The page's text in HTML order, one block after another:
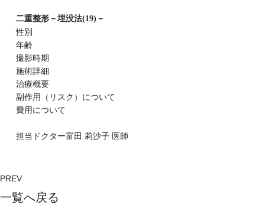
二重整形－埋没法(19)－
性別
年齢
撮影時期
施術詳細
治療概要
副作⽤（リスク）について
費⽤について
担当ドクター富⽥ 莉沙⼦医師
PREV
⼀覧へ戻る